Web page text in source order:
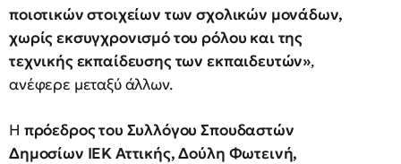
ποιοτικών στοιχείων των σχολικών μονάδων,
χωρίς εκσυγχρονισμό του ρόλου και της
τεχνικής εκπαίδευσης των εκπαιδευτών»,
ανέφερε μεταξύ άλλων.
Η πρόεδρος του Συλλόγου Σπουδαστών
Δημοσίων ΙΕΚ Αττικής, Δούλη Φωτεινή,